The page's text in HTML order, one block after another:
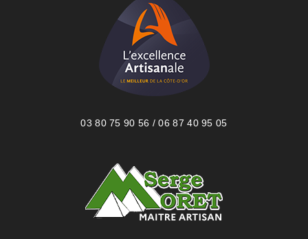
03 80 75 90 56 / 06 87 40 95 05